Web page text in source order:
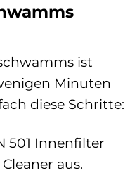
ist
Minuten
diese Schritte:
501 Innenfilter
aus.